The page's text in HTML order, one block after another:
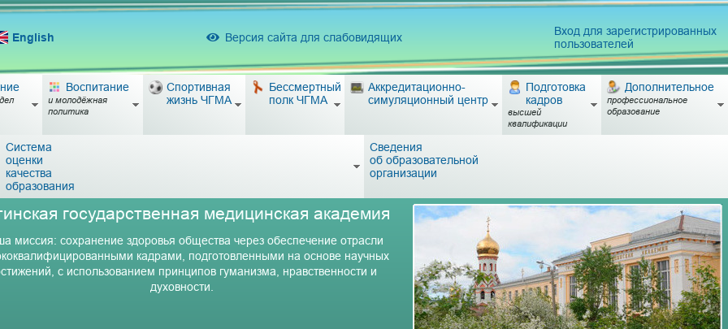
English Версия сайта для слабовидящих
Вход для зарегистрированных
пользователей
Воспитание
и молодёжная
политика
Спортивная
жизнь ЧГМА
Бессмертный
полк ЧГМА
Аккредитационно-
симуляционный центр
Подготовка
кадров
высшей
квалификации
Дополнительное
профессиональное
образование
Система
оценки
качества
образования
Сведения
об образовательной
организации
государственная медицинская академия
миссия: сохранение здоровья общества через обеспечение отрасли
кадрами, подготовленными на основе научных
с использованием принципов гуманизма, нравственности и
духовности.